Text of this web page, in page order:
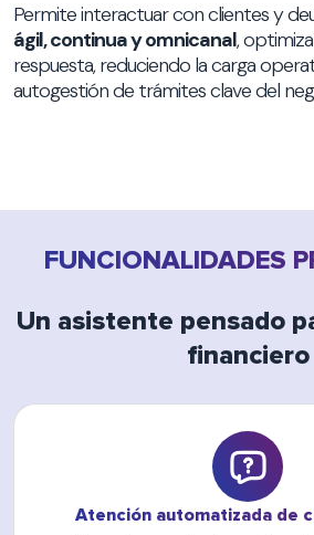
Permite interactuar con clientes y
ágil, continua y omnicanal,
respuesta, reduciendo la carga
autogestión de trámites clave del
FUNCIONALIDADES
Un asistente pensado
financiero
Atención automatizada de